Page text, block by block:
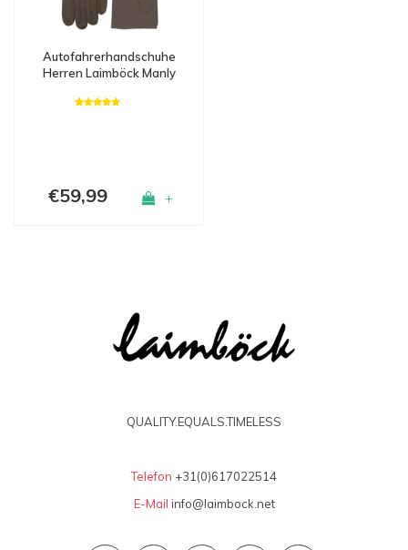
Autofahrerhandschuhe
Herren Laimböck Manly
€59,99 +
QUALITY.EQUALS.TIMELESS
Telefon +31(0)617022514
E-Mail info@laimbock.net